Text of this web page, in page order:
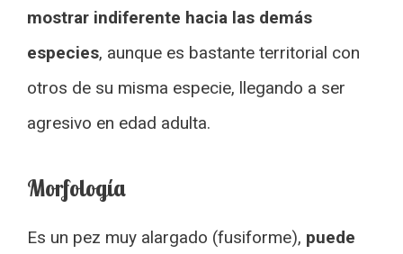
mostrar indiferente hacia las demás
especies, aunque es bastante territorial con
otros de su misma especie, llegando a ser
agresivo en edad adulta.
Morfología
Es un pez muy alargado (fusiforme), puede